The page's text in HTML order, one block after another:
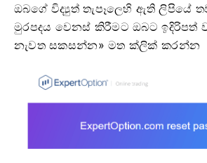
ඔබගේ විද්‍යුත් තැපෑලෙහි ඇති ලිපියේ
මුරපදය වෙනස් කිරීමට ඔබට ඉදිරිපත්
නැවත සකසන්න» මත ක්ලික් කරන්න